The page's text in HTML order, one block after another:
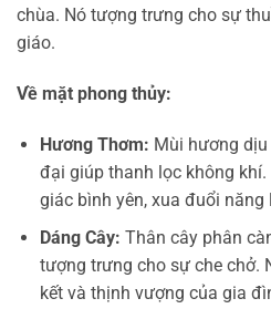
chùa. Nó tượng trưng cho sự
giáo.
Về mặt phong thủy:
Hương Thơm: Mùi hương
đại giúp thanh lọc không
giác bình yên, xua đuổi năng
Dáng Cây: Thân cây phân
tượng trưng cho sự che chở.
kết và thịnh vượng của gia